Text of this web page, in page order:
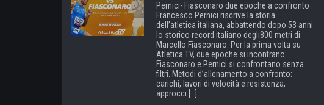
Pernici- Fiasconaro due epoche a confronto
Francesco Pernici riscrive la storia
dell’atletica italiana, abbattendo dopo 53 anni
lo storico record italiano degli800 metri di
Marcello Fiasconaro. Per la prima volta su
Atletica TV, due epoche si incontrano:
Fiasconaro e Pernici si confrontano senza
filtri. Metodi d’allenamento a confronto:
carichi, lavori di velocità e resistenza,
approcci […]